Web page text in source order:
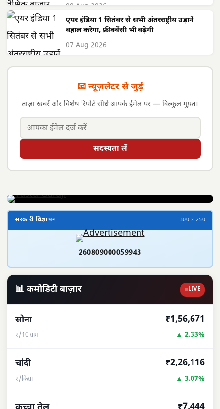
08 Aug 2026
एयर इंडिया 1 सितंबर से सभी अंतरराष्ट्रीय उड़ानें
बहाल करेगा, फ्रीक्वेंसी भी बढ़ेगी
07 Aug 2026
📧 न्यूज़लेटर से जुड़ें
ताज़ा खबरें और विशेष रिपोर्ट सीधे आपके ईमेल पर — बिल्कुल मुफ़्त।
सदस्यता लें
सरकारी विज्ञापन 300 × 250
260809000059943
📊 कमोडिटी बाज़ार LIVE
सोना
₹/10 ग्राम
₹1,56,671
▲ 2.33%
चांदी
₹/किग्रा
₹2,26,116
▲ 3.07%
₹7,444